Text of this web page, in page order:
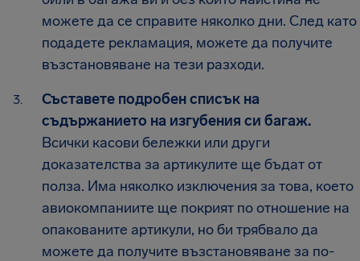
можете да се справите няколко дни. След като
подадете рекламация, можете да получите
възстановяване на тези разходи.
Съставете подробен списък на
съдържанието на изгубения си багаж.
Всички касови бележки или други
доказателства за артикулите ще бъдат от
полза. Има няколко изключения за това, което
авиокомпаниите ще покрият по отношение на
опакованите артикули, но би трябвало да
можете да получите възстановяване за по-